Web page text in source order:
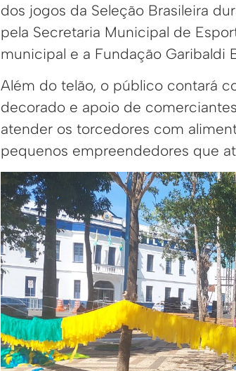
dos jogos da Seleção Brasileira
pela Secretaria Municipal de
municipal e a Fundação Garibaldi
Além do telão, o público contará
decorado e apoio de
atender os torcedores com
pequenos empreendedores que